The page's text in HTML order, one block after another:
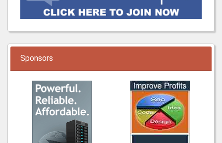
Sponsors